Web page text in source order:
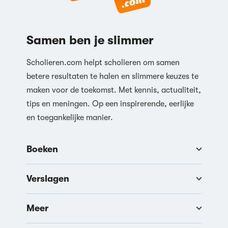
Samen ben je slimmer
Scholieren.com helpt scholieren om samen
betere resultaten te halen en slimmere keuzes te
maken voor de toekomst. Met kennis, actualiteit,
tips en meningen. Op een inspirerende, eerlijke
en toegankelijke manier.
Boeken
Verslagen
Meer